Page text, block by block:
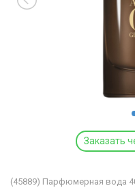
Заказать
(45889) Парфюмерная вода